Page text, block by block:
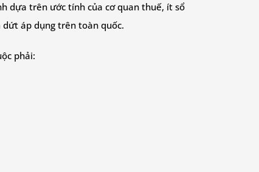
dựa trên ước tính của cơ quan thuế, ít sổ
áp dụng trên toàn quốc.
phải: